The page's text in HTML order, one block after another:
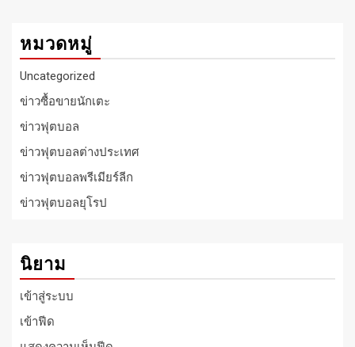
หมวดหมู่
Uncategorized
ข่าวซื้อขายนักเตะ
ข่าวฟุตบอล
ข่าวฟุตบอลต่างประเทศ
ข่าวฟุตบอลพรีเมียร์ลีก
ข่าวฟุตบอลยุโรป
นิยาม
เข้าสู่ระบบ
เข้าฟีด